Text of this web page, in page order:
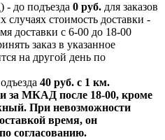
до подъезда 0 руб. для заказов
стоимость доставки -
доставки с 6-00 до 18-00
заказ в указанное
на другой день по
40 руб. с 1 км.
за МКАД после 18-00, кроме
При невозможности
время, он
согласованию.